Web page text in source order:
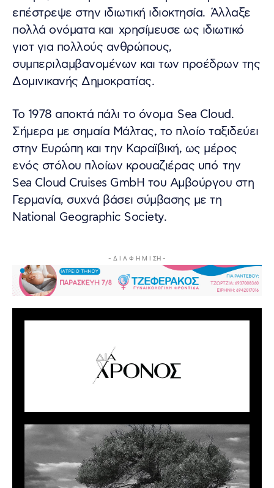
επέστρεψε στην ιδιωτική ιδιοκτησία. Άλλαξε
πολλά ονόματα και χρησίμευσε ως ιδιωτικό
γιοτ για πολλούς ανθρώπους,
συμπεριλαμβανομένων και των προέδρων της
Δομινικανής Δημοκρατίας.
Το 1978 αποκτά πάλι το όνομα Sea Cloud.
Σήμερα με σημαία Μάλτας, το πλοίο ταξιδεύει
στην Ευρώπη και την Καραϊβική, ως μέρος
ενός στόλου πλοίων κρουαζιέρας υπό την
Sea Cloud Cruises GmbH του Αμβούργου στη
Γερμανία, συχνά βάσει σύμβασης με τη
National Geographic Society.
- Δ Ι Α Φ Η Μ Ι ΣΗ -